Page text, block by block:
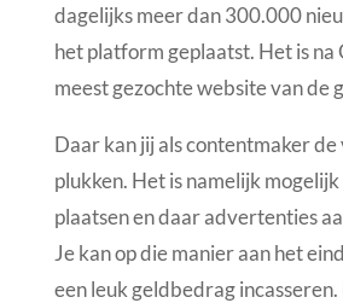
dagelijks meer dan 300.000
het platform geplaatst. Het is na
meest gezochte website van de
Daar kan jij als contentmaker
plukken. Het is namelijk mogelijk
plaatsen en daar advertenties
Je kan op die manier aan het
een leuk geldbedrag